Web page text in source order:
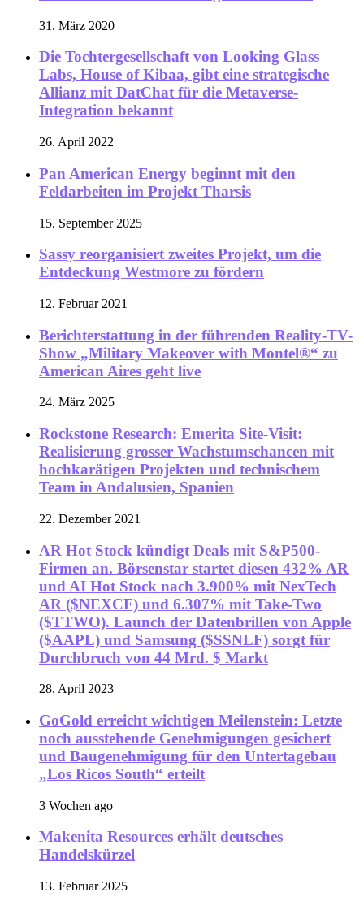
31. März 2020
Die Tochtergesellschaft von Looking Glass
Labs, House of Kibaa, gibt eine strategische
Allianz mit DatChat für die Metaverse-
Integration bekannt
26. April 2022
Pan American Energy beginnt mit den
Feldarbeiten im Projekt Tharsis
15. September 2025
Sassy reorganisiert zweites Projekt, um die
Entdeckung Westmore zu fördern
12. Februar 2021
Berichterstattung in der führenden Reality-TV-
Show „Military Makeover with Montel®“ zu
American Aires geht live
24. März 2025
Rockstone Research: Emerita Site-Visit:
Realisierung grosser Wachstumschancen mit
hochkarätigen Projekten und technischem
Team in Andalusien, Spanien
22. Dezember 2021
AR Hot Stock kündigt Deals mit S&P500-
Firmen an. Börsenstar startet diesen 432% AR
und AI Hot Stock nach 3.900% mit NexTech
AR ($NEXCF) und 6.307% mit Take-Two
($TTWO). Launch der Datenbrillen von Apple
($AAPL) und Samsung ($SSNLF) sorgt für
Durchbruch von 44 Mrd. $ Markt
28. April 2023
GoGold erreicht wichtigen Meilenstein: Letzte
noch ausstehende Genehmigungen gesichert
und Baugenehmigung für den Untertagebau
„Los Ricos South“ erteilt
3 Wochen ago
Makenita Resources erhält deutsches
Handelskürzel
13. Februar 2025